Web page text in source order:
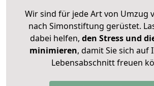
Wir sind für jede Art von Umzug
nach Simonstiftung gerüstet.
dabei helfen, den Stress und
minimieren, damit Sie sich auf
Lebensabschnitt freuen